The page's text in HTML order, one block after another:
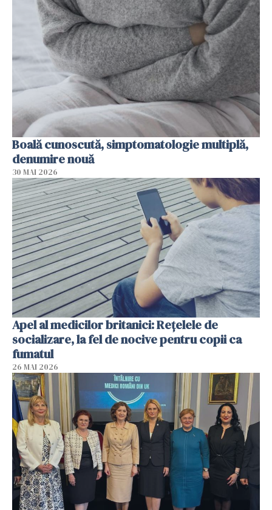
Boală cunoscută, simptomatologie multiplă,
denumire nouă
30 MAI 2026
Apel al medicilor britanici: Reţelele de
socializare, la fel de nocive pentru copii ca
fumatul
26 MAI 2026